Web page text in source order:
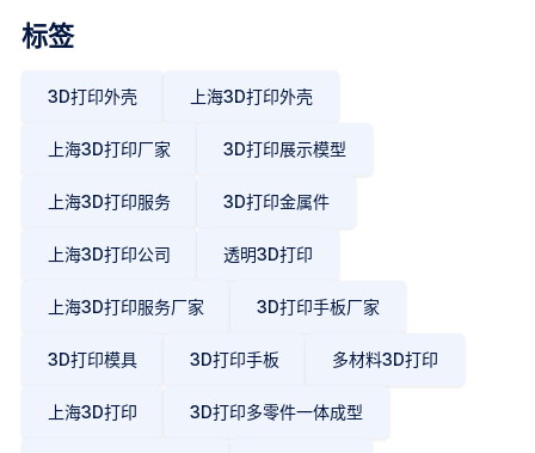
标签
3D打印外壳 上海3D打印外壳
上海3D打印厂家 3D打印展示模型
上海3D打印服务 3D打印金属件
上海3D打印公司 透明3D打印
上海3D打印服务厂家 3D打印手板厂家
3D打印模具 3D打印手板 多材料3D打印
上海3D打印 3D打印多零件一体成型